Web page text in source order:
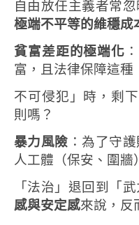
自由放任主義者常
極端不平等的維穩成
貧富差距的極端化
富，且法律保障這種
不可侵犯」時，剩
則嗎？
暴力風險 ：為了守
人工體（保安、圍牆
「法治」退回到「
感與安定感來說，反